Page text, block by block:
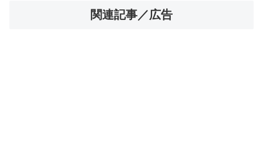
関連記事／広告